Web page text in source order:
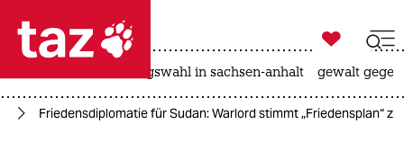
 taz zahl ich
taz zahl ich

taz zahl ich
landtagswahl in sachsen-anhalt gewalt
Friedensdiplomatie für Sudan: Warlord stimmt „Friedensplan“ zu